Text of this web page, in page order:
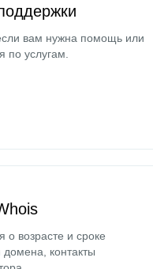
вам нужна помощь или
по услугам.
возрасте и сроке
домена, контакты